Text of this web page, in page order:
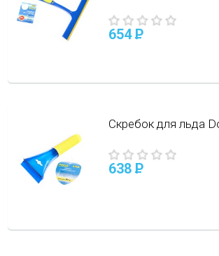
654P
Скребок для льда
638 P